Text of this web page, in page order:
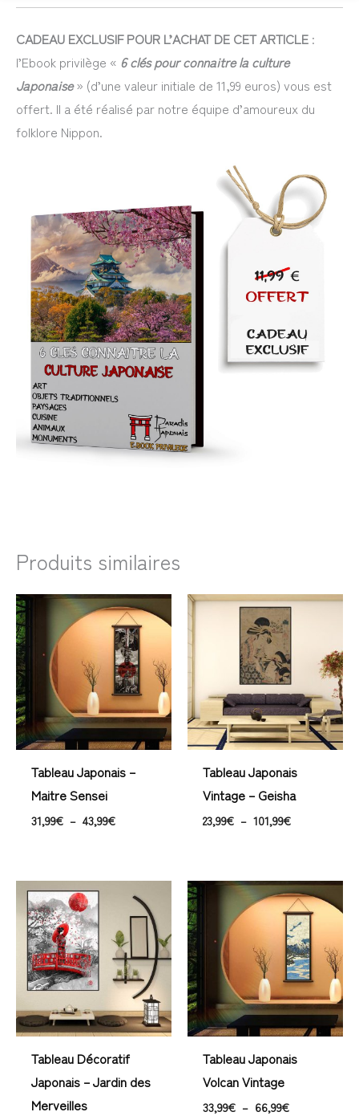
CADEAU EXCLUSIF POUR L’ACHAT DE CET ARTICLE :
l’Ebook privilège « 6 clés pour connaitre la culture
Japonaise» (d’une valeur initiale de 11,99 euros) vous est
offert. Il a été réalisé par notre équipe d’amoureux du
folklore Nippon.
Produits similaires
Tableau Japonais –
Maitre Sensei
31,99€ – 43,99€
Plage
de
prix :
31,99€
à
43,99€
Tableau Japonais
Vintage – Geisha
23,99€ – 101,99€
Plage
à
101,99€
Tableau Décoratif
Japonais – Jardin des
Merveilles
de
prix :
23,99€
à
138,99€
Tableau Japonais
Volcan Vintage
33,99€ – 66,99€
Plage
de
prix :
33,99€
à
66,99€